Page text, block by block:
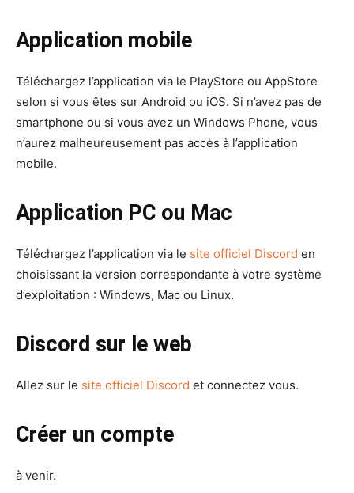
Application mobile
Téléchargez l’application via le PlayStore ou AppStore
selon si vous êtes sur Android ou iOS. Si n’avez pas de
smartphone ou si vous avez un Windows Phone, vous
n’aurez malheureusement pas accès à l’application
mobile.
Application PC ou Mac
Téléchargez l’application via le site officiel Discord en
choisissant la version correspondante à votre système
d’exploitation : Windows, Mac ou Linux.
Discord sur le web
Allez sur le site officiel Discord et connectez vous.
Créer un compte
à venir.